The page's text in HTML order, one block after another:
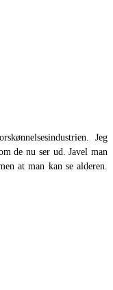
Jeg
de nu ser ud. Javel man
at man kan se alderen.